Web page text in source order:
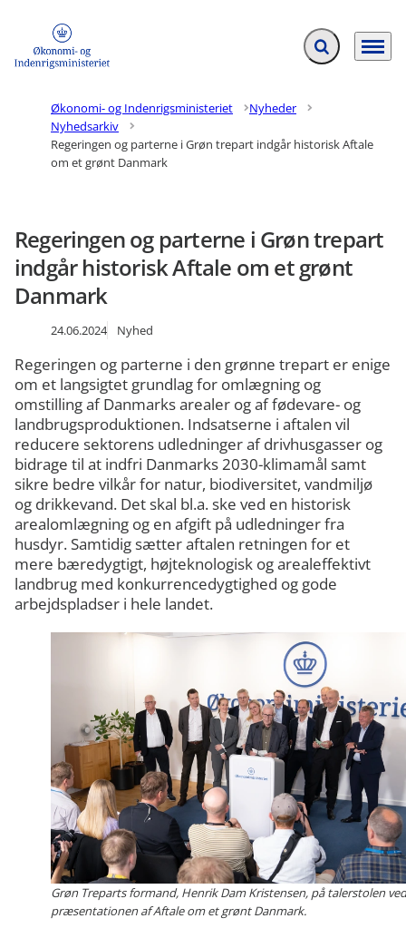
Gå til forsiden Fold søgefelt ud
Menu
Økonomi- og Indenrigsministeriet
Nyheder
Nyhedsarkiv
Regeringen og parterne i Grøn trepart indgår historisk Aftale
om et grønt Danmark
Regeringen og parterne i Grøn trepart
indgår historisk Aftale om et grønt
Danmark
24.06.2024 Nyhed
Regeringen og parterne i den grønne trepart er enige
om et langsigtet grundlag for omlægning og
omstilling af Danmarks arealer og af fødevare- og
landbrugsproduktionen. Indsatserne i aftalen vil
reducere sektorens udledninger af drivhusgasser og
bidrage til at indfri Danmarks 2030-klimamål samt
sikre bedre vilkår for natur, biodiversitet, vandmiljø
og drikkevand. Det skal bl.a. ske ved en historisk
arealomlægning og en afgift på udledninger fra
husdyr. Samtidig sætter aftalen retningen for et
mere bæredygtigt, højteknologisk og arealeffektivt
landbrug med konkurrencedygtighed og gode
arbejdspladser i hele landet.
Grøn Treparts formand, Henrik Dam Kristensen, på talerstolen ved
præsentationen af Aftale om et grønt Danmark.